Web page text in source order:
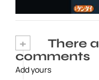
+
There
comments
Add yours